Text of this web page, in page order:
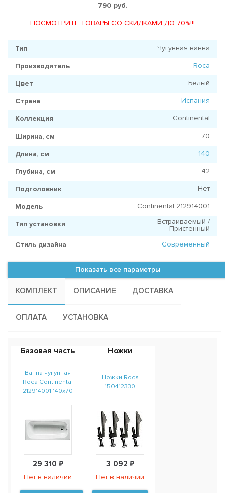
790 руб.
ПОСМОТРИТЕ ТОВАРЫ СО СКИДКАМИ ДО 70%!!!
Тип Чугунная ванна
Производитель Roca
Цвет Белый
Страна Испания
Коллекция Continental
Ширина, см 70
Длина, см 140
Глубина, см 42
Подголовник Нет
Модель Continental 212914001
Тип установки
Встраиваемый /
Пристенный
Стиль дизайна
Современный
Показать все параметры
КОМПЛЕКТ ОПИСАНИЕ ДОСТАВКА
ОПЛАТА УСТАНОВКА
Базовая часть
Ванна чугунная
Roca Continental
212914001 140х70
29 310 ₽
Нет в наличии
Ножки
Ножки Roca
150412330
3 092 ₽
Нет в наличии